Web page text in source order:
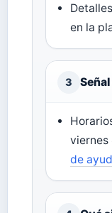
en la
3
viernes
de